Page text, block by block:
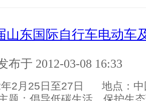
山东国际自行车电动车
布于 2012-03-08 16:33
年2月25日至27日 地点：中